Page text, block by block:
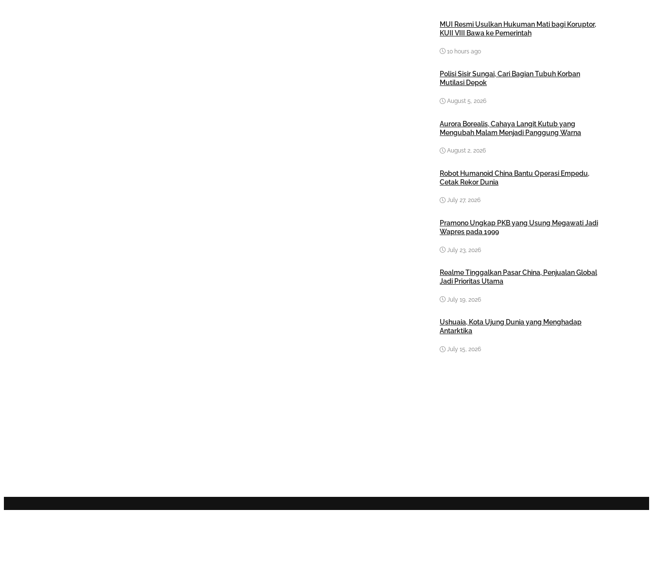
MUI Resmi Usulkan Hukuman Mati bagi Koruptor,
KUII VIII Bawa ke Pemerintah
10 hours ago
Polisi Sisir Sungai, Cari Bagian Tubuh Korban
Mutilasi Depok
August 5, 2026
Aurora Borealis, Cahaya Langit Kutub yang
Mengubah Malam Menjadi Panggung Warna
August 2, 2026
Robot Humanoid China Bantu Operasi Empedu,
Cetak Rekor Dunia
July 27, 2026
Pramono Ungkap PKB yang Usung Megawati Jadi
Wapres pada 1999
July 23, 2026
Realme Tinggalkan Pasar China, Penjualan Global
Jadi Prioritas Utama
July 19, 2026
Ushuaia, Kota Ujung Dunia yang Menghadap
Antarktika
July 15, 2026